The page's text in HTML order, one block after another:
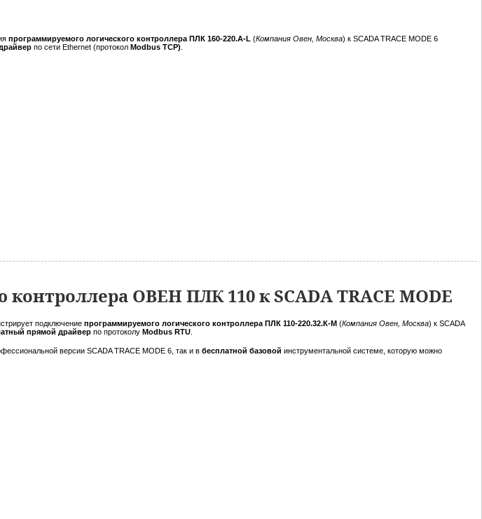
программируемого логического контроллера ПЛК 160-220.А-L (Компания Овен, Москва) к SCADA TRACE MODE 6
по сети Ethernet (протокол Modbus TCP)
ОВЕН ПЛК 110 к SCADA TRACE MODE
подключение программируемого логического контроллера ПЛК 110-220.32.К-М (Компания Овен, Москва) к SCADA
прямой драйвер по протоколу Modbus RTU
версии SCADA TRACE MODE 6, так и в бесплатной базовой инструментальной системе, которую можно